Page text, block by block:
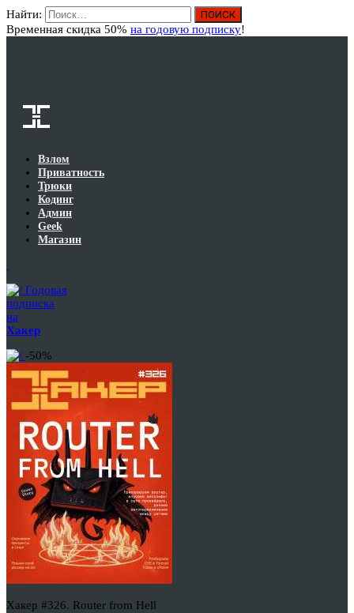
Найти:
Временная скидка 50% на годовую подписку!
Взлом
Приватность
Трюки
Кодинг
Админ
Geek
Магазин
Годовая
подписка
на
Хакер
-50%
Хакер #326. Router from Hell